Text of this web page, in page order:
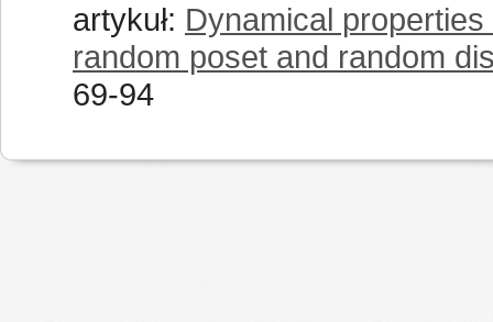
artykuł: Dynamical
random poset and random
69-94